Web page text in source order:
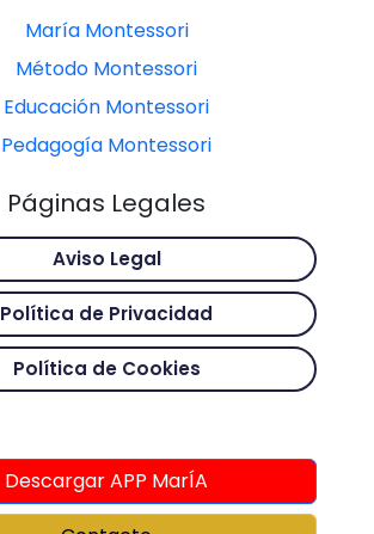
María Montessori
Método Montessori
Educación Montessori
Pedagogía Montessori
Páginas Legales
Aviso Legal
Política de Privacidad
Política de Cookies
Descargar APP MarÍA